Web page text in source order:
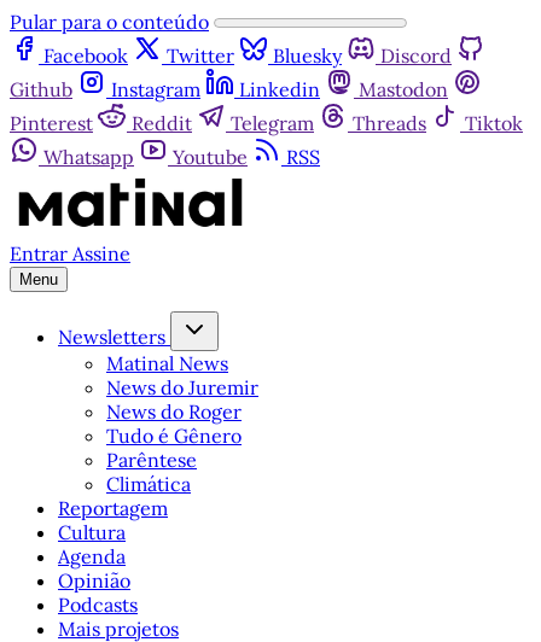
Pular para o conteúdo
Facebook
Twitter Bluesky
Discord
Github
Instagram Linkedin
Mastodon
Pinterest
Reddit Telegram Threads
Tiktok
Whatsapp
Youtube RSS
Entrar Assine
Menu
Newsletters
Matinal News
News do Juremir
News do Roger
Tudo é Gênero
Parêntese
Climática
Reportagem
Cultura
Agenda
Opinião
Podcasts
Mais projetos